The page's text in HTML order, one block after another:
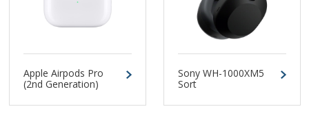
Apple Airpods Pro
(2nd Generation)
Magsafe
Sony WH-1000XM5
Sort